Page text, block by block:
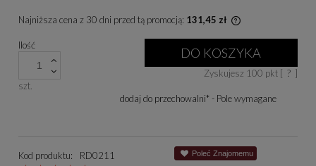
Najniższa cena z 30 dni przed tą promocją: 131,45 zł
niż 30 dni,
cena od
się w sprzedaży.
Ilość
szt.
DO KOSZYKA
Zyskujesz 100 pkt [ ? ]
dodaj do przechowalni* - Pole wymagane
Kod produktu:
RD0211
Poleć Znajomemu